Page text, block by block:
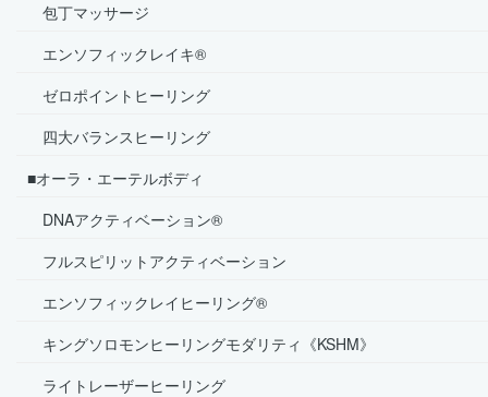
包丁マッサージ
エンソフィックレイキ®
ゼロポイントヒーリング
四大バランスヒーリング
■オーラ・エーテルボディ
DNAアクティベーション®
フルスピリットアクティベーション
エンソフィックレイヒーリング®
キングソロモンヒーリングモダリティ《KSHM》
ライトレーザーヒーリング